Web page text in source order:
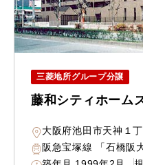
三菱地所グループ分譲
藤和シティホーム
大阪府池田市天神１丁
阪急宝塚線 「石橋阪